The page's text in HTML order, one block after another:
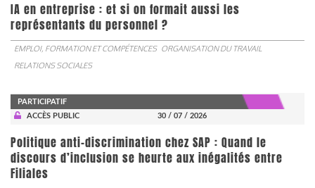
IA en entreprise : et si on formait aussi les
représentants du personnel ?
EMPLOI, FORMATION ET COMPÉTENCES ORGANISATION DU TRAVAIL
RELATIONS SOCIALES
PARTICIPATIF
ACCÈS PUBLIC
30 / 07 / 2026
Politique anti-discrimination chez SAP : Quand le
discours d’inclusion se heurte aux inégalités entre
Filiales